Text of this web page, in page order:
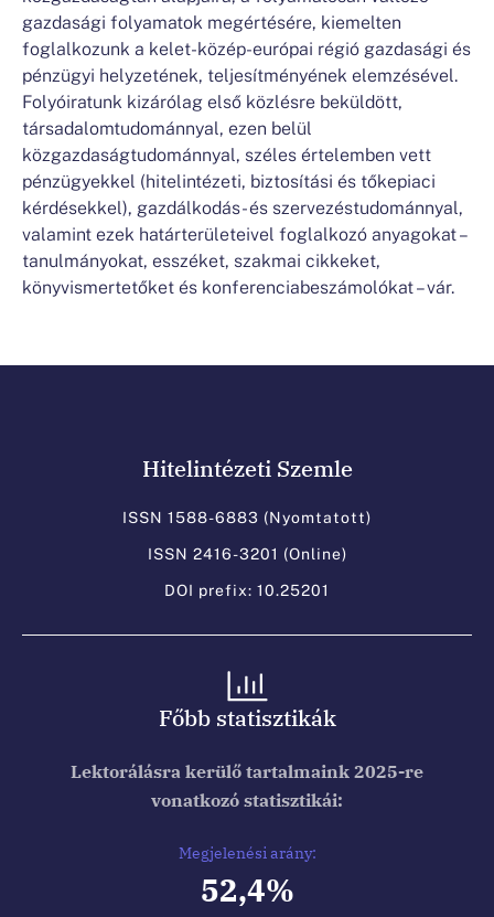
gazdasági folyamatok megértésére, kiemelten
foglalkozunk a kelet-közép-európai régió gazdasági és
pénzügyi helyzetének, teljesítményének elemzésével.
Folyóiratunk kizárólag első közlésre beküldött,
társadalomtudománnyal, ezen belül
közgazdaságtudománnyal, széles értelemben vett
pénzügyekkel (hitelintézeti, biztosítási és tőkepiaci
kérdésekkel), gazdálkodás- és szervezéstudománnyal,
valamint ezek határterületeivel foglalkozó anyagokat –
tanulmányokat, esszéket, szakmai cikkeket,
könyvismertetőket és konferenciabeszámolókat – vár.
Hitelintézeti Szemle
ISSN 1588-6883 (Nyomtatott)
ISSN 2416-3201 (Online)
DOI prefix: 10.25201
Főbb statisztikák
Lektorálásra kerülő tartalmaink 2025-re
vonatkozó statisztikái:
Megjelenési arány:
52,4%